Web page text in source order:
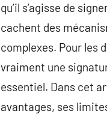
qu’il s’agisse de
cachent des
complexes. Pour les
vraiment une
essentiel. Dans cet
avantages, ses